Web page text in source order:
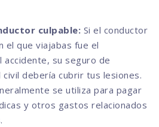
culpable: Si el conductor
el que viajabas fue el
accidente, su seguro de
debería cubrir tus lesiones.
se utiliza para pagar
y otros gastos relacionados